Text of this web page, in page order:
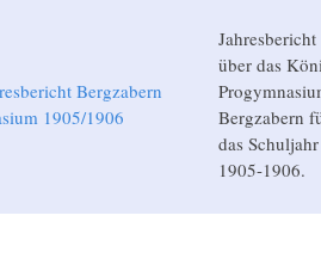
Bergzabern
1905/1906
Jahresbericht
über das
Bergzabern
das Schuljahr
1905-1906.